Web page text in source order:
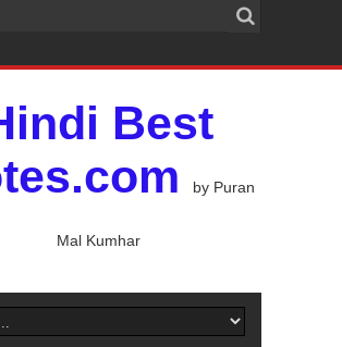
Best
by Puran
Mal Kumhar